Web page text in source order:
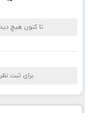
تا کنون هیچ
برای ثبت